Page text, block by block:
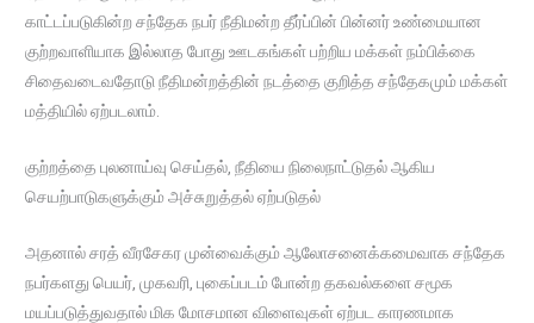
காட்டப்படுகின்ற சந்தேக நபர் நீதிமன்ற தீர்ப்பின் பின்னர் உண்மையான
குற்றவாளியாக இல்லாத போது ஊடகங்கள் பற்றிய மக்கள் நம்பிக்கை
சிதைவடைவதோடு நீதிமன்றத்தின் நடத்தை குறித்த சந்தேகமும் மக்கள்
மத்தியில் ஏற்படலாம்.
குற்றத்தை புலனாய்வு செய்தல், நீதியை நிலைநாட்டுதல் ஆகிய
செயற்பாடுகளுக்கும் அச்சுறுத்தல் ஏற்படுதல்
அதனால் சரத் வீரசேகர முன்வைக்கும் ஆலோசனைக்கமைவாக சந்தேக
நபர்களது பெயர், முகவரி, புகைப்படம் போன்ற தகவல்களை சமூக
மயப்படுத்துவதால் மிக மோசமான விளைவுகள் ஏற்பட காரணமாக